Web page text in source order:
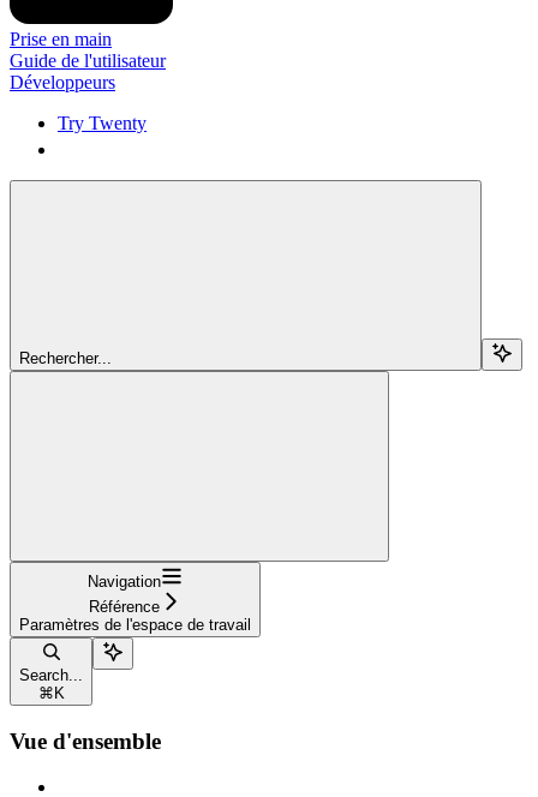
Prise en main
Guide de l'utilisateur
Développeurs
Try Twenty
Rechercher...
Navigation
Référence
Paramètres de l'espace de travail
Search...
⌘ K
Vue d'ensemble